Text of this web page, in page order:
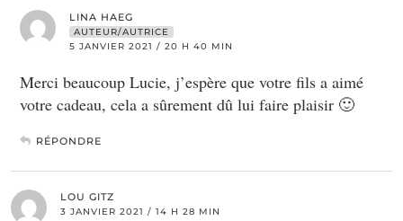
LINA HAEG
AUTEUR/AUTRICE
5 JANVIER 2021 / 20 H 40 MIN
Merci beaucoup Lucie, j’espère que votre fils a aimé
votre cadeau, cela a sûrement dû lui faire plaisir 🙂
RÉPONDRE
LOU GITZ
3 JANVIER 2021 / 14 H 28 MIN